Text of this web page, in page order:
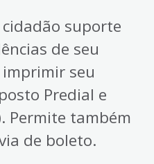
suporte
de seu
seu
Predial e
Permite também
de boleto.